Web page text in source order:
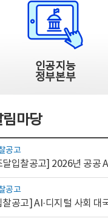
인공지능
정부본부
보기
림마당
공고
공고
찰공고] AI·디지털 사회 대